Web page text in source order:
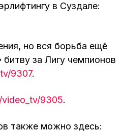
в Суздале:
но вся борьба ещё
за Лигу чемпионов
9307.
9305.
также можно здесь: